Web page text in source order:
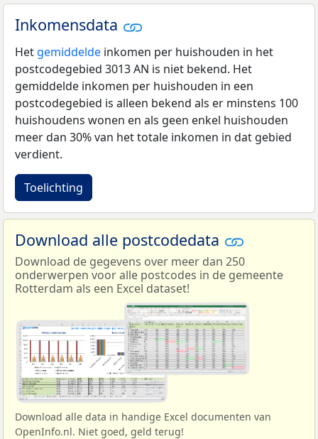
Inkomensdata
Het gemiddelde inkomen per huishouden in het
postcodegebied 3013 AN is niet bekend. Het
gemiddelde inkomen per huishouden in een
postcodegebied is alleen bekend als er minstens 100
huishoudens wonen en als geen enkel huishouden
meer dan 30% van het totale inkomen in dat gebied
verdient.
Toelichting
Download alle postcodedata
Download de gegevens over meer dan 250
onderwerpen voor alle postcodes in de gemeente
Rotterdam als een Excel dataset!
Download alle data in handige Excel documenten van
OpenInfo.nl. Niet goed, geld terug!